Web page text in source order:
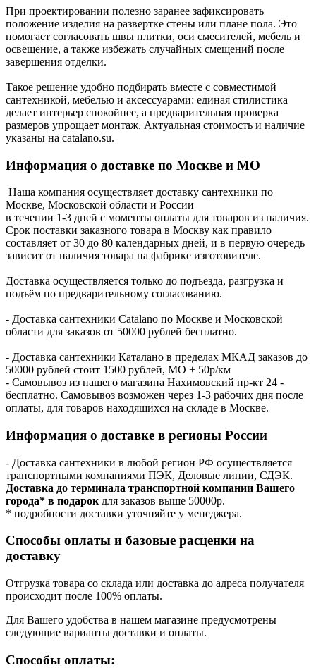
При проектировании полезно заранее зафиксировать
положение изделия на развертке стены или плане пола. Это
помогает согласовать швы плитки, оси смесителей, мебель и
освещение, а также избежать случайных смещений после
завершения отделки.
Такое решение удобно подбирать вместе с совместимой
сантехникой, мебелью и аксессуарами: единая стилистика
делает интерьер спокойнее, а предварительная проверка
размеров упрощает монтаж. Актуальная стоимость и наличие
указаны на catalano.su.
Информация о доставке по Москве и МО
Наша компания осуществляет доставку сантехники по
Москве, Московской области и России
в течении 1-3 дней с моменты оплаты для товаров из наличия.
Срок поставки заказного товара в Москву как правило
составляет от 30 до 80 календарных дней, и в первую очередь
зависит от наличия товара на фабрике изготовителе.
Доставка осуществляется только до подъезда, разгрузка и
подъём по предварительному согласованию.
- Доставка сантехники Catalano по Москве и Московской
области для заказов от 50000 рублей бесплатно.
- Доставка сантехники Каталано в пределах МКАД заказов до
50000 рублей стоит 1500 рублей, МО + 50р/км
- Самовывоз из нашего магазина Нахимовский пр-кт 24 -
бесплатно. Самовывоз возможен через 1-3 рабочих дня после
оплаты, для товаров находящихся на складе в Москве.
Информация о доставке в регионы России
- Доставка сантехники в любой регион РФ осуществляется
транспортными компаниями ПЭК, Деловые линии, СДЭК.
Доставка до терминала транспортной компании Вашего
города* в подарок для заказов выше 50000р.
* подробности доставки уточняйте у менеджера.
Способы оплаты и базовые расценки на
доставку
Отгрузка товара со склада или доставка до адреса получателя
происходит после 100% оплаты.
Для Вашего удобства в нашем магазине предусмотрены
следующие варианты доставки и оплаты.
Способы оплаты: